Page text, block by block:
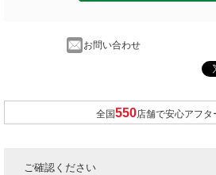
お問い合わせ
全国 店舗で安心アフタ
ご確認ください